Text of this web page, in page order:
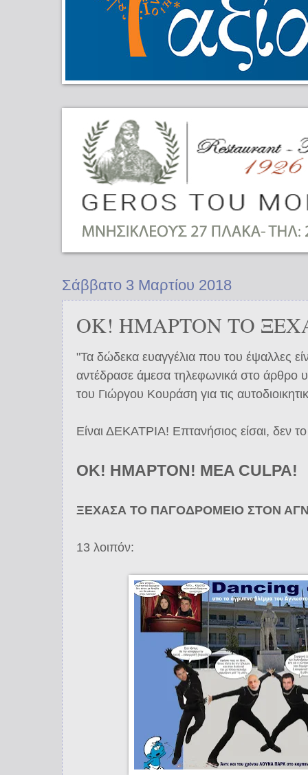
Σάββατο 3 Μαρτίου 2018
ΟΚ! ΗΜΑΡΤΟΝ ΤΟ
"Τα δώδεκα ευαγγέλια που του έψαλλες
αντέδρασε άμεσα τηλεφωνικά στο άρθρο
του Γιώργου Κουράση για τις
Είναι ΔΕΚΑΤΡΙΑ! Επτανήσιος είσαι, δεν το
ΟΚ! ΗΜΑΡΤΟΝ! MEA CULPA!
ΞΕΧΑΣΑ ΤΟ ΠΑΓΟΔΡΟΜΕΙΟ ΣΤΟΝ
13 λοιπόν: